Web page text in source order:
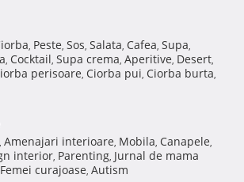
, Peste, Sos, Salata, Cafea, Supa,
, Cocktail, Supa crema, Aperitive, Desert,
perisoare, Ciorba pui, Ciorba burta,
, Amenajari interioare, Mobila, Canapele,
interior, Parenting, Jurnal de mama
Femei curajoase, Autism